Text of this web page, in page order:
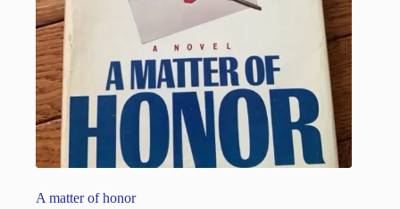
A matter of honor